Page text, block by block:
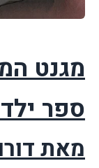
מגנט
ספר
מאת